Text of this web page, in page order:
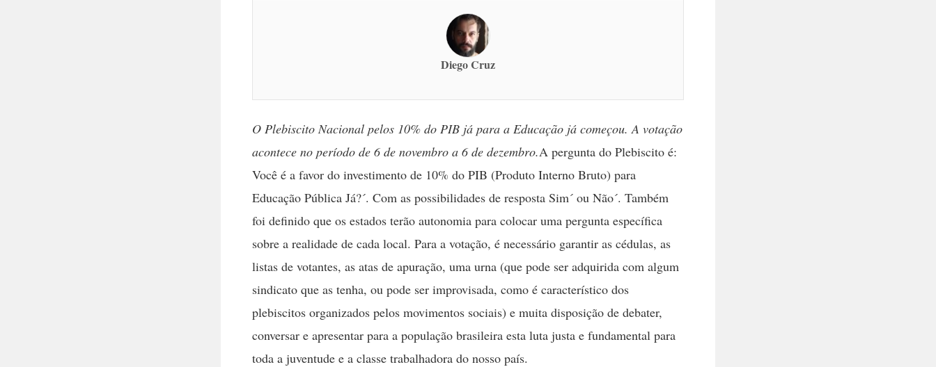
Diego Cruz
O Plebiscito Nacional pelos 10% do PIB já para a Educação já começou. A votação
acontece no período de 6 de novembro a 6 de dezembro.A pergunta do Plebiscito é:
Você é a favor do investimento de 10% do PIB (Produto Interno Bruto) para
Educação Pública Já?´. Com as possibilidades de resposta Sim´ ou Não´. Também
foi definido que os estados terão autonomia para colocar uma pergunta específica
sobre a realidade de cada local. Para a votação, é necessário garantir as cédulas, as
listas de votantes, as atas de apuração, uma urna (que pode ser adquirida com algum
sindicato que as tenha, ou pode ser improvisada, como é característico dos
plebiscitos organizados pelos movimentos sociais) e muita disposição de debater,
conversar e apresentar para a população brasileira esta luta justa e fundamental para
toda a juventude e a classe trabalhadora do nosso país.